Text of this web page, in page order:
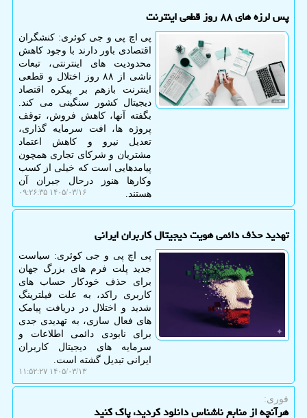
پس لرزه های ۸۸ روز قطعی اینترنت
پی اچ پی و جی کوئری: کنشگران
اقتصادی باور دارند با وجود کاهش
محدودیت های اینترنتی، تبعات
ناشی از ۸۸ روز اختلال و قطعی
اینترنت بازهم بر پیکره اقتصاد
دیجیتال کشور سنگینی می کند.
بگفته آنها، کاهش فروش، توقف
پروژه ها، افت سرمایه گذاری،
تعدیل نیرو و کاهش اعتماد
مشتریان و شرکای تجاری همچون
پیامدهایی است که خیلی از کسب
وکارها هنوز درحال جبران آن
هستند.
۱۴۰۵/۰۳/۱۶ ۰۹:۲۶:۳۵
تهدید حذف دائمی هویت دیجیتال کاربران ایرانی
پی اچ پی و جی کوئری: سیاست
جدید پلت فرم های بزرگ جهان
برای حذف خودکار حساب های
کاربری راکد، به علت فیلترینگ
شدید و اختلال در دریافت پیامک
های فعال سازی، به تهدیدی جدی
برای نابودی دائمی اطلاعات و
سرمایه های دیجیتال کاربران
ایرانی تبدیل گشته است.
۱۴۰۵/۰۳/۱۳ ۱۱:۵۲:۲۷
فوری:
هرآنچه از منابع ناشناس دانلود کردید، پاک کنید